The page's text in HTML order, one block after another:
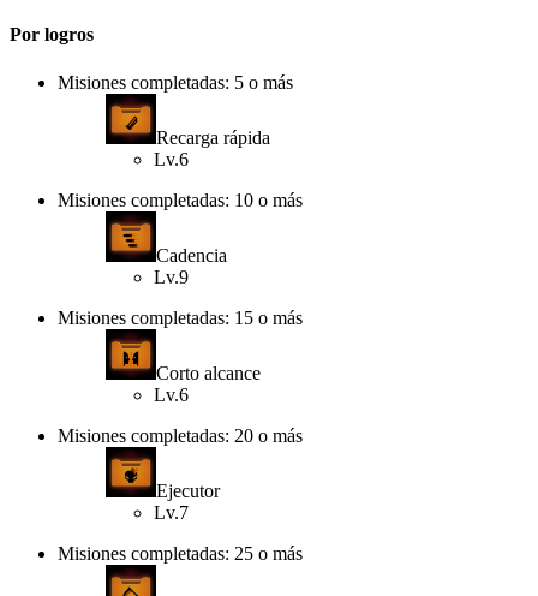
Por logros
Misiones completadas: 5 o más
Recarga rápida
Lv.6
Misiones completadas: 10 o más
Cadencia
Lv.9
Misiones completadas: 15 o más
Corto alcance
Lv.6
Misiones completadas: 20 o más
Ejecutor
Lv.7
Misiones completadas: 25 o más